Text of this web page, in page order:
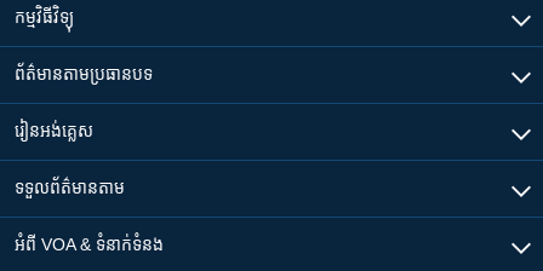
កម្មវិធី​វិទ្យុ
ព័ត៌មាន​តាមប្រធានបទ​
រៀន​​អង់គ្លេស
ទទួល​ព័ត៌មាន​តាម
អំពី​ VOA & ទំនាក់ទំនង